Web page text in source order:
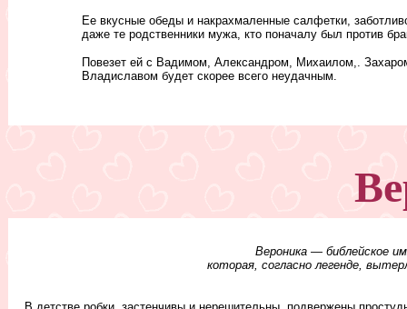
Ее вкусные обеды и накрахмаленные салфетки,
даже те родственники мужа, кто поначалу был против
Повезет ей с Вадимом, Александром, Михаилом,.
Владиславом будет скорее всего неудачным.
Вероника — библейское
которая, согласно легенде,